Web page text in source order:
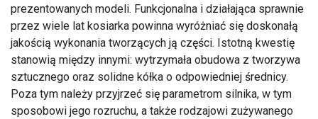
prezentowanych modeli. Funkcjonalna i działająca sprawnie
przez wiele lat kosiarka powinna wyróżniać się doskonałą
jakością wykonania tworzących ją części. Istotną kwestię
stanowią między innymi: wytrzymała obudowa z tworzywa
sztucznego oraz solidne kółka o odpowiedniej średnicy.
Poza tym należy przyjrzeć się parametrom silnika, w tym
sposobowi jego rozruchu, a także rodzajowi zużywanego